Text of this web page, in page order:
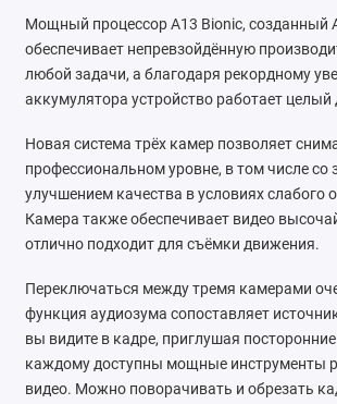
Мощный процессор A13 Bionic, созданный
обеспечивает непревзойдённую
любой задачи, а благодаря рекордному
аккумулятора устройство работает
Новая система трёх камер позволяет
профессиональном уровне, в том числе со
улучшением качества в условиях слабого
Камера также обеспечивает видео
отлично подходит для съёмки движения.
Переключаться между тремя камерами
функция аудиозума сопоставляет
вы видите в кадре, приглушая
каждому доступны мощные инструменты
видео. Можно поворачивать и обрезать